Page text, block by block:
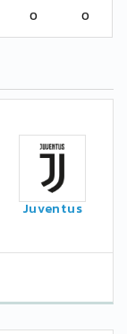
0 0
Juventus